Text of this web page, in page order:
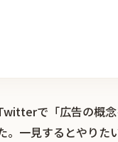
で「広告の概
。一見するとやりた